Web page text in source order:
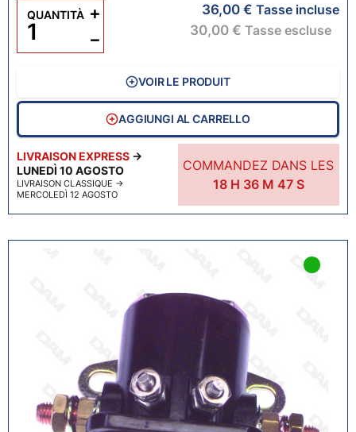
LIVRAISON EXPRESS →
LUNEDÌ 10 AGOSTO
LIVRAISON CLASSIQUE →
MERCOLEDÌ 12 AGOSTO
COMMANDEZ DANS LES
18H 36M 46 S
36,00 € Tasse incluse
30,00 € Tasse escluse
QUANTITÀ
−
+
VOIR LE PRODUIT
AGGIUNGI AL CARRELLO